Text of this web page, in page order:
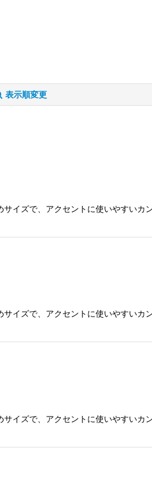
表示順変更
イズで、アクセントに使いやすいカ
イズで、アクセントに使いやすいカ
イズで、アクセントに使いやすいカ